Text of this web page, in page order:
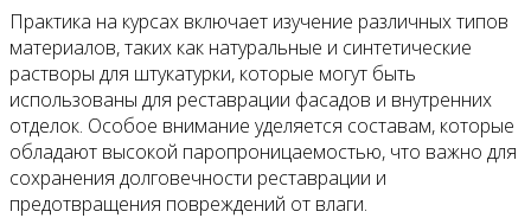
Практика на курсах включает изучение различных типов
материалов, таких как натуральные и синтетические
растворы для штукатурки, которые могут быть
использованы для реставрации фасадов и внутренних
отделок. Особое внимание уделяется составам, которые
обладают высокой паропроницаемостью, что важно для
сохранения долговечности реставрации и
предотвращения повреждений от влаги.